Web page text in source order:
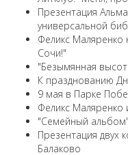
Презентация
универсальной
Феликс Маляренко
Сочи!"
"Безымянная
К празднованию
9 мая в Парке
Феликс
"Семейный
Презентация двух
Балаково